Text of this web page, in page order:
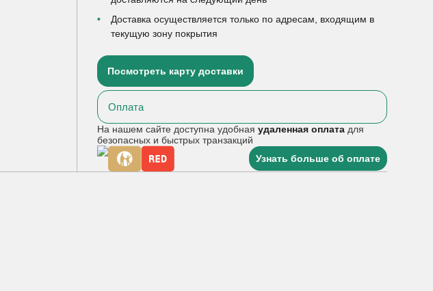
Доставка осуществляется только по адресам, входящим в
текущую зону покрытия
Посмотреть карту доставки
Оплата
На нашем сайте доступна удобнаяудаленная оплата для
безопасных и быстрых транзакций
Узнать больше об оплате